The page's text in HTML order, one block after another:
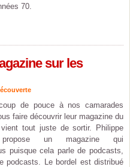
70.
sur les
de pouce à nos camarades
faire découvrir leur magazine du
tout juste de sortir. Philippe
un magazine qui
puisque cela parle de podcasts,
podcasts. Le bordel est distribué